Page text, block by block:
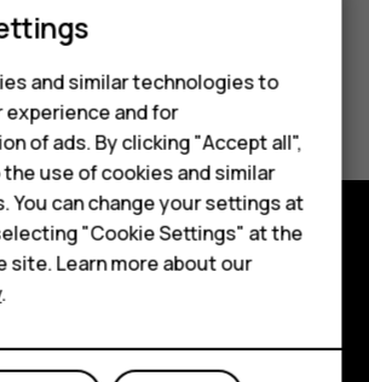
phones
for kids
M
helpful?
and similar technologies to
experience and for
of ads. By clicking "Accept all",
use of cookies and similar
You can change your settings at
"Cookie Settings" at the
site. Learn more about our
.